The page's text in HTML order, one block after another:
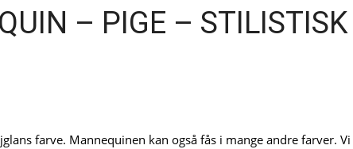
– PIGE –
farve. Mannequinen kan også fås i mange andre farver.